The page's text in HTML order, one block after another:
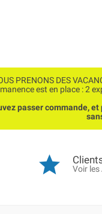
PRENONS DES
est en place : 2
passer commande,
Voir les